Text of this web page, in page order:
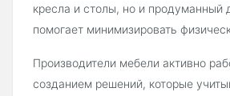
кресла и столы, но и продуманный
помогает минимизировать
Производители мебели активно
созданием решений, которые